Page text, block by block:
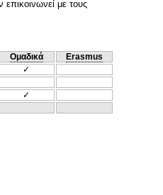
με τους
Ομαδικά
Erasmus
✓
✓